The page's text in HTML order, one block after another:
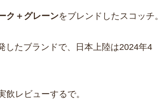
ク＋グレーンをブレンドしたスコッチ。
したブランドで、日本上陸は2024年4
レビューするで。